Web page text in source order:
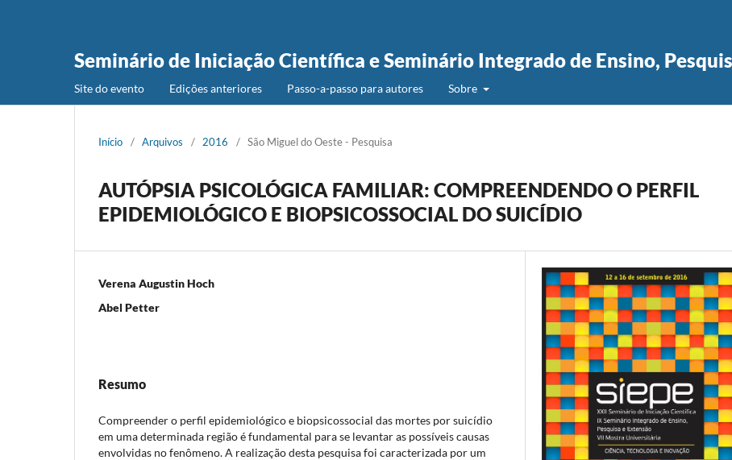
Seminário de Iniciação Científica e Seminário Integrado de Ensino,
Site do evento Edições anteriores Passo-a-passo para autores Sobre
Início / Arquivos / 2016 / São Miguel do Oeste - Pesquisa
AUTÓPSIA PSICOLÓGICA FAMILIAR: COMPREENDENDO O PERFIL
EPIDEMIOLÓGICO E BIOPSICOSSOCIAL DO SUICÍDIO
Verena Augustin Hoch
Abel Petter
Resumo
Compreender o perfil epidemiológico e biopsicossocial das mortes por suicídio
em uma determinada região é fundamental para se levantar as possíveis causas
envolvidas no fenômeno. A realização desta pesquisa foi caracterizada por um